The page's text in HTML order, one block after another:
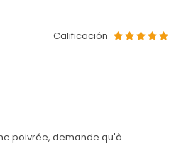
Calificación
poivrée, demande qu'à